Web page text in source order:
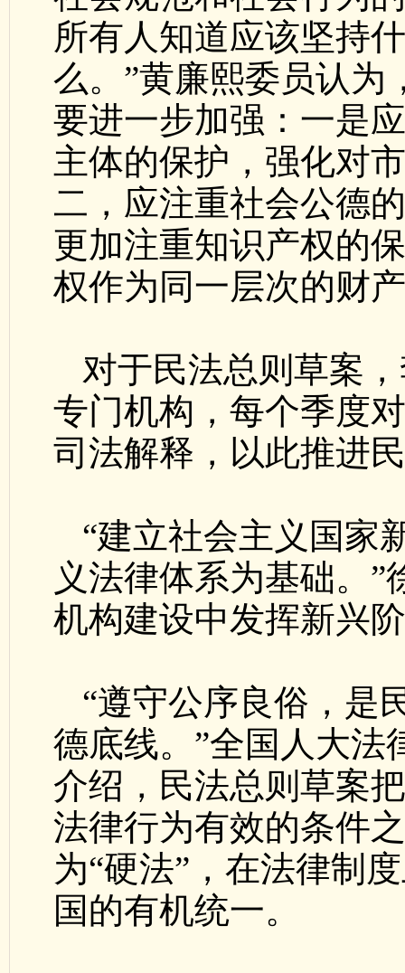
所有人知道应该坚持
么。”黄廉熙委员认为
要进一步加强：一是
主体的保护，强化对
二，应注重社会公德
更加注重知识产权的
权作为同一层次的财
对于民法总则草案
专门机构，每个季度
司法解释，以此推进
“建立社会主义国家
义法律体系为基础。
机构建设中发挥新兴
“遵守公序良俗，是
德底线。”全国人大法
介绍，民法总则草案
法律行为有效的条件
为“硬法”，在法律制
国的有机统一。